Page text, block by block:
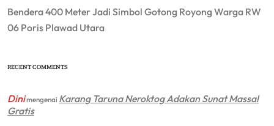
Bendera 400 Meter Jadi Simbol Gotong Royong Warga RW
06 Poris Plawad Utara
RECENT COMMENTS
Dinimengenai Karang Taruna Neroktog Adakan Sunat Massal
Gratis